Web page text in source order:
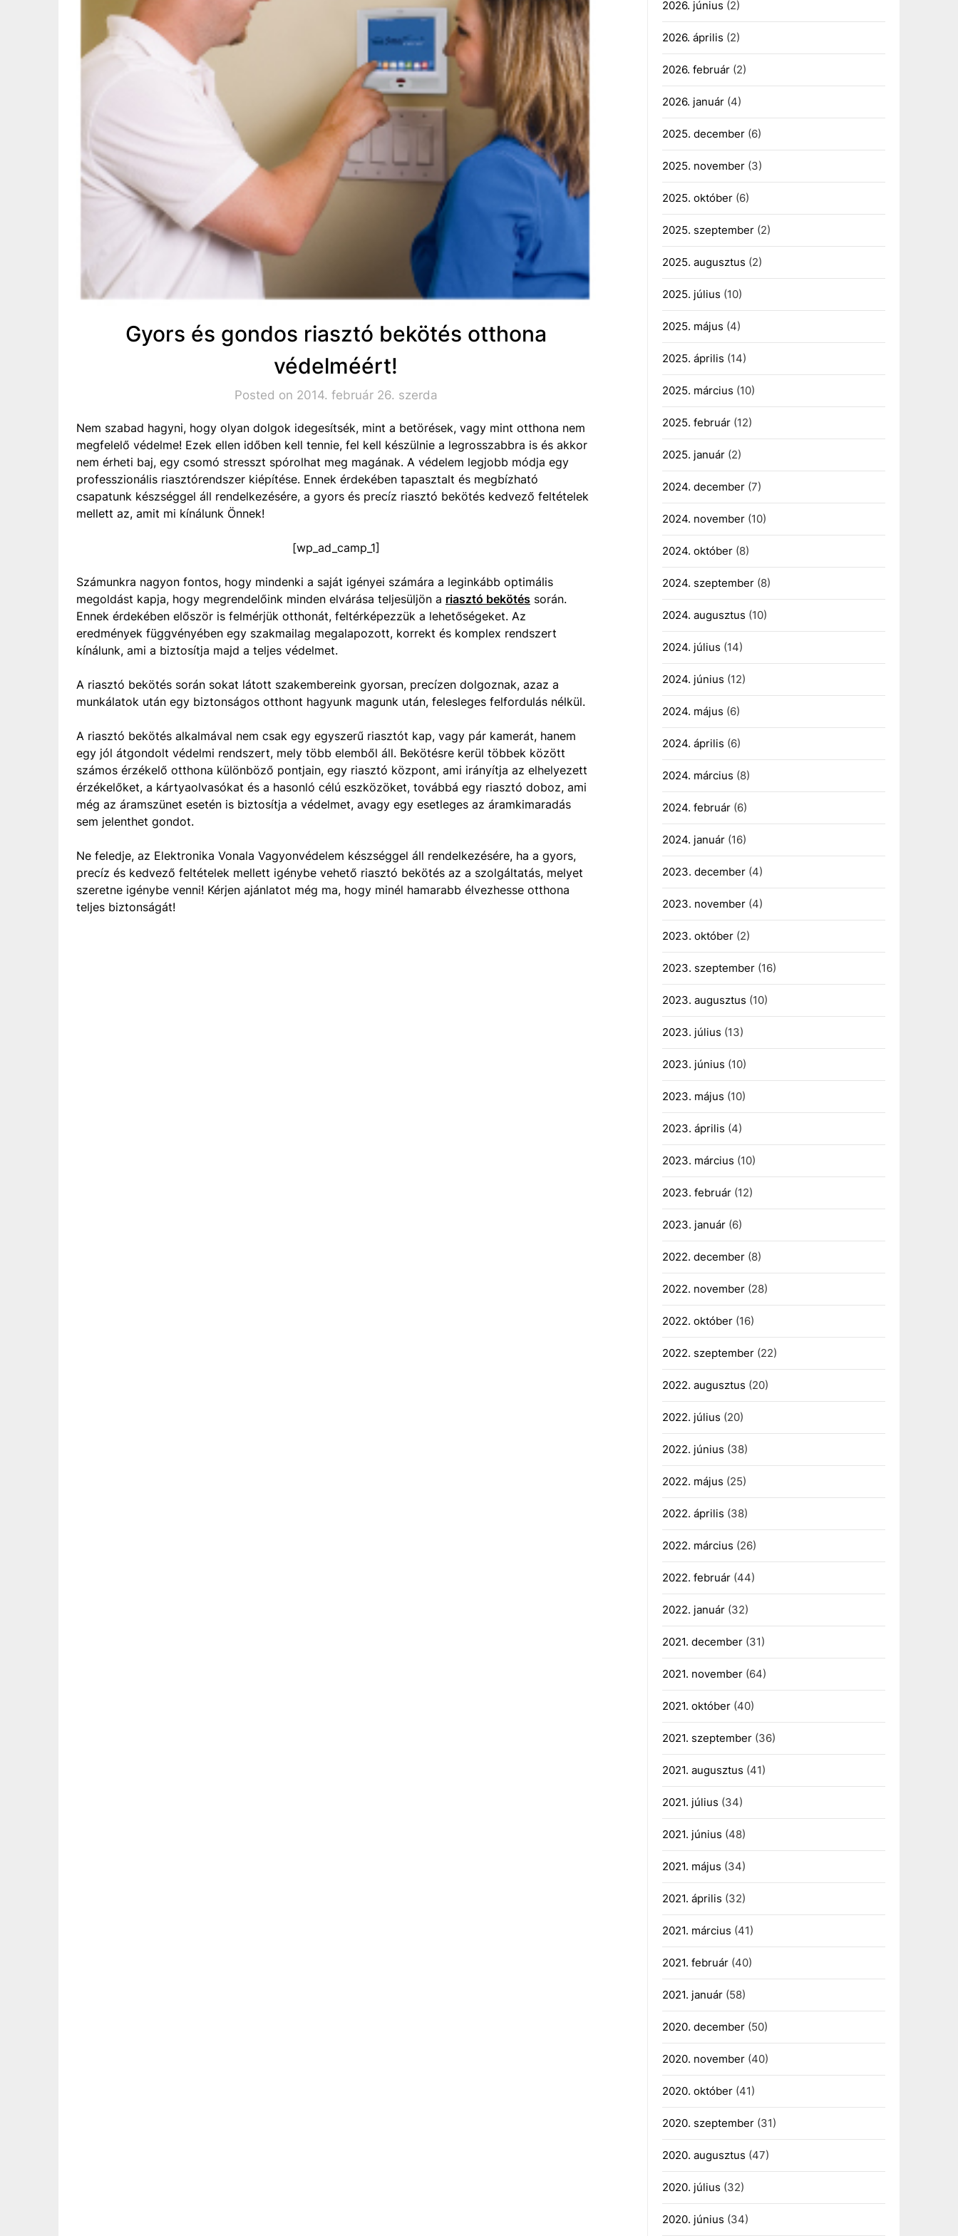
Gyors és gondos riasztó bekötés otthona
védelméért!
Posted on 2014. február 26. szerda
Nem szabad hagyni, hogy olyan dolgok idegesítsék, mint a betörések, vagy mint otthona nem
megfelelő védelme! Ezek ellen időben kell tennie, fel kell készülnie a legrosszabbra is és akkor
nem érheti baj, egy csomó stresszt spórolhat meg magának. A védelem legjobb módja egy
professzionális riasztórendszer kiépítése. Ennek érdekében tapasztalt és megbízható
csapatunk készséggel áll rendelkezésére, a gyors és precíz riasztó bekötés kedvező feltételek
mellett az, amit mi kínálunk Önnek!
[wp_ad_camp_1]
Számunkra nagyon fontos, hogy mindenki a saját igényei számára a leginkább optimális
megoldást kapja, hogy megrendelőink minden elvárása teljesüljön a riasztó bekötés során.
Ennek érdekében először is felmérjük otthonát, feltérképezzük a lehetőségeket. Az
eredmények függvényében egy szakmailag megalapozott, korrekt és komplex rendszert
kínálunk, ami a biztosítja majd a teljes védelmet.
A riasztó bekötés során sokat látott szakembereink gyorsan, precízen dolgoznak, azaz a
munkálatok után egy biztonságos otthont hagyunk magunk után, felesleges felfordulás nélkül.
A riasztó bekötés alkalmával nem csak egy egyszerű riasztót kap, vagy pár kamerát, hanem
egy jól átgondolt védelmi rendszert, mely több elemből áll. Bekötésre kerül többek között
számos érzékelő otthona különböző pontjain, egy riasztó központ, ami irányítja az elhelyezett
érzékelőket, a kártyaolvasókat és a hasonló célú eszközöket, továbbá egy riasztó doboz, ami
még az áramszünet esetén is biztosítja a védelmet, avagy egy esetleges az áramkimaradás
sem jelenthet gondot.
Ne feledje, az Elektronika Vonala Vagyonvédelem készséggel áll rendelkezésére, ha a gyors,
precíz és kedvező feltételek mellett igénybe vehető riasztó bekötés az a szolgáltatás, melyet
szeretne igénybe venni! Kérjen ajánlatot még ma, hogy minél hamarabb élvezhesse otthona
teljes biztonságát!
2026. június (2)
2026. április (2)
2026. február(2)
2026. január(4)
2025. december(6)
2025. november(3)
2025. október(6)
2025. szeptember(2)
2025. augusztus (2)
2025. július (10)
2025. május (4)
2025. április (14)
2025. március (10)
2025. február(12)
2025. január(2)
2024. december(7)
2024. november(10)
2024. október(8)
2024. szeptember(8)
2024. augusztus (10)
2024. július (14)
2024. június (12)
2024. május (6)
2024. április (6)
2024. március (8)
2024. február(6)
2024. január(16)
2023. december(4)
2023. november(4)
2023. október(2)
2023. szeptember(16)
2023. augusztus (10)
2023. július (13)
2023. június (10)
2023. május (10)
2023. április (4)
2023. március (10)
2023. február(12)
2023. január(6)
2022. december(8)
2022. november(28)
2022. október(16)
2022. szeptember(22)
2022. augusztus (20)
2022. július (20)
2022. június (38)
2022. május (25)
2022. április (38)
2022. március (26)
2022. február(44)
2022. január(32)
2021. december(31)
2021. november(64)
2021. október(40)
2021. szeptember(36)
2021. augusztus (41)
2021. július (34)
2021. június (48)
2021. május (34)
2021. április (32)
2021. március (41)
2021. február(40)
2021. január(58)
2020. december(50)
2020. november(40)
2020. október(41)
2020. szeptember(31)
2020. augusztus (47)
2020. július (32)
2020. június (34)